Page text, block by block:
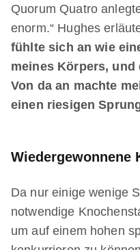
Quorum Quatro
enorm.“ Hughes
fühlte sich an wie
meines Körpers,
Von da an machte
einen riesigen
Wiedergewonnene
Da nur einige wenige
notwendige
um auf einem hohen